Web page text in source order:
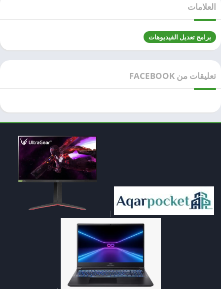
العلامات
برامج تعديل الفيديوهات
تعليقات من FACEBOOK
|